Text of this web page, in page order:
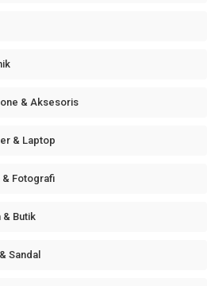
& Aksesoris
& Laptop
& Fotografi
& Butik
Sandal